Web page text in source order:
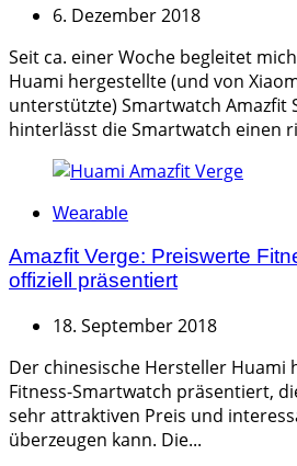
6. Dezember 2018
Seit ca. einer Woche begleitet
Huami hergestellte (und von
unterstützte) Smartwatch Amazfit
hinterlässt die Smartwatch einen
Categories
Wearable
Amazfit Verge: Preiswerte
offiziell präsentiert
18. September 2018
Der chinesische Hersteller Huami
Fitness-Smartwatch präsentiert,
sehr attraktiven Preis und
überzeugen kann. Die...